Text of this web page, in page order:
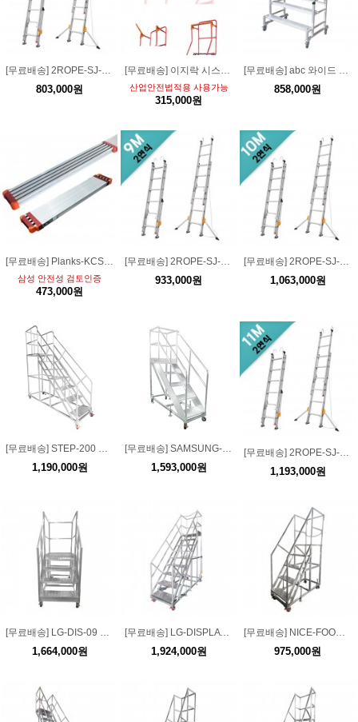
803,000원 산업안전법적용 사용가능
315,000원
858,000원
삼성 안전성 검토인증
473,000원
933,000원 1,063,000원
1,190,000원 1,593,000원
[무료배송] 2ROPE-SJ-11M 2연식 로프사다리 11M (S고리/전도방지대 장착)
1,193,000원
[무료배송] LG-DIS-09 엘지디스플레이 정비작업대 3단~20단 계단사다리
1,664,000원
[무료배송] LG-DISPLAY-99 엘지 반도체 안전 계단작업대 3단~20단
1,924,000원
[무료배송] NICE-FOOD-124 나이스 푸드 작업대 3단~20단 계단사다리
975,000원